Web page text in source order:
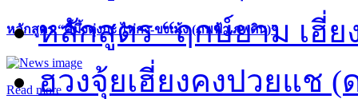
หลักสูตร “คี้มึ้งตุ่งกะ ไท่กง-ขงเม้ง (ภพฟ้า ภพดิน)”
Read more
หลักสูตร “ฤกษ์ยาม เฮี่ย
ฮวงจุ้ยเฮี่ยงคงปวยแช (